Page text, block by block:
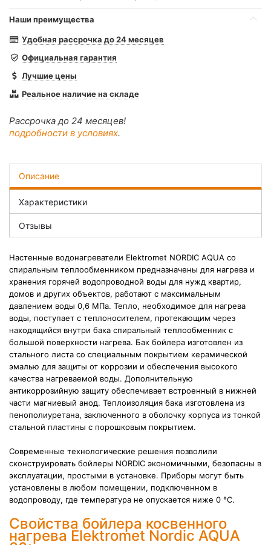
Наши преимущества
Удобная рассрочка до 24 месяцев
Официальная гарантия
Лучшие цены
Реальное наличие на складе
Рассрочка до 24 месяцев!
подробности в условиях.
Описание
Характеристики
Отзывы
Настенные водонагреватели Elektromet NORDIC AQUA со
спиральным теплообменником предназначены для нагрева и
хранения горячей водопроводной воды для нужд квартир,
домов и других объектов, работают с максимальным
давлением воды 0,6 МПа. Тепло, необходимое для нагрева
воды, поступает с теплоносителем, протекающим через
находящийся внутри бака спиральный теплообменник с
большой поверхности нагрева. Бак бойлера изготовлен из
стального листа со специальным покрытием керамической
эмалью для защиты от коррозии и обеспечения высокого
качества нагреваемой воды. Дополнительную
антикоррозийную защиту обеспечивает встроенный в нижней
части магниевый анод. Теплоизоляция бака изготовлена из
пенополиуретана, заключенного в оболочку корпуса из тонкой
стальной пластины с порошковым покрытием.
Современные технологические решения позволили
сконструировать бойлеры NORDIC экономичными, безопасны в
эксплуатации, простыми в установке. Приборы могут быть
установлены в любом помещении, подключенном в
водопроводу, где температура не опускается ниже 0 °C.
Свойства бойлера косвенного
нагрева Elektromet Nordic AQUA